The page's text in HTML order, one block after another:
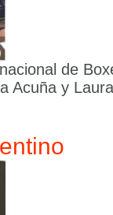
de
Acuña y